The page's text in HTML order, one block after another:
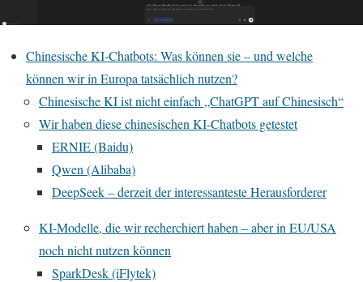
Chinesische KI-Chatbots: Was können sie – und welche
können wir in Europa tatsächlich nutzen?
Chinesische KI ist nicht einfach „ChatGPT auf Chinesisch“
Wir haben diese chinesischen KI-Chatbots getestet
ERNIE (Baidu)
Qwen (Alibaba)
DeepSeek – derzeit der interessanteste Herausforderer
KI-Modelle, die wir recherchiert haben – aber in EU/USA
noch nicht nutzen können
SparkDesk (iFlytek)